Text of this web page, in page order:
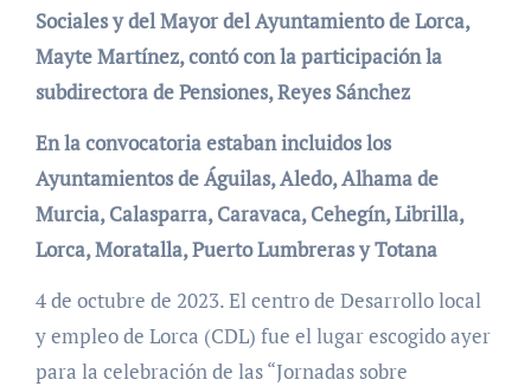
Sociales y del Mayor del Ayuntamiento de Lorca,
Mayte Martínez, contó con la participación la
subdirectora de Pensiones, Reyes Sánchez
En la convocatoria estaban incluidos los
Ayuntamientos de Águilas, Aledo, Alhama de
Murcia, Calasparra, Caravaca, Cehegín, Librilla,
Lorca, Moratalla, Puerto Lumbreras y Totana
4 de octubre de 2023. El centro de Desarrollo local
y empleo de Lorca (CDL) fue el lugar escogido ayer
para la celebración de las “Jornadas sobre